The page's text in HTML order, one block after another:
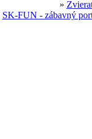
»
SK-FUN - zábavný